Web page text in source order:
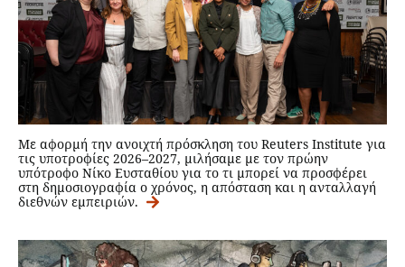
Με αφορμή την ανοιχτή πρόσκληση του Reuters Institute για
τις υποτροφίες 2026–2027, μιλήσαμε με τον πρώην
υπότροφο Νίκο Ευσταθίου για το τι μπορεί να προσφέρει
στη δημοσιογραφία ο χρόνος, η απόσταση και η ανταλλαγή
διεθνών εμπειριών.